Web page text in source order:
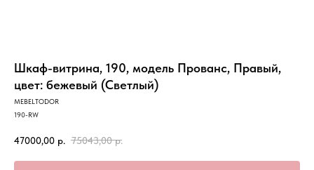
Шкаф-витрина, 190, модель Прованс, Правый,
цвет: бежевый (Светлый)
MEBELTODOR
190-RW
47000,00 р. 75043,00 р.